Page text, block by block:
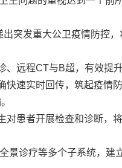
突发重大公卫疫情防控
远程CT与B超，有效提
速实时回传，筑起疫情
患者开展检查和诊断，
景诊疗等多个子系统，建